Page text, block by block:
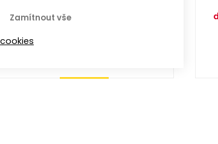
1 009,00
Zamítnout vše